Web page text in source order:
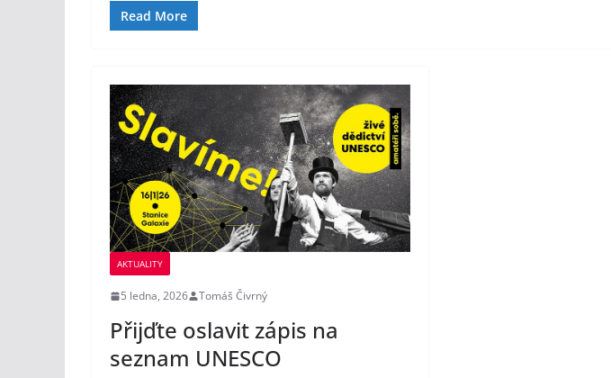
Read More
AKTUALITY
5 ledna, 2026 Tomáš Čivrný
Přijďte oslavit zápis na
seznam UNESCO